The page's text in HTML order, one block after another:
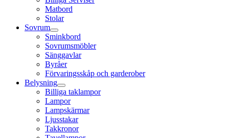
Matbord
Stolar
Sovrum
Sminkbord
Sovrumsmöbler
Sänggavlar
Byråer
Förvaringsskåp och garderober
Belysning
Billiga taklampor
Lampor
Lampskärmar
Ljusstakar
Takkronor